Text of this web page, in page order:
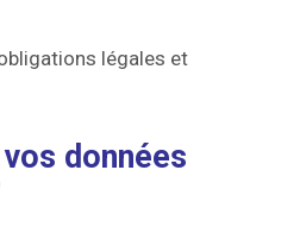
légales et
données